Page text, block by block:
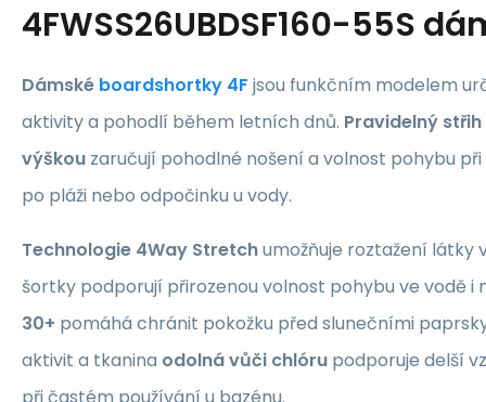
4FWSS26UBDSF160-55S
Dámské boardshortky 4F jsou funkčním modelem
aktivity a pohodlí během letních dnů. Pravidelný střih
výškou zaručují pohodlné nošení a volnost pohybu
po pláži nebo odpočinku u vody.
Technologie 4Way Stretchumožňuje roztažení látky
šortky podporují přirozenou volnost pohybu ve vodě i
30+ pomáhá chránit pokožku před slunečními
aktivit a tkanina odolná vůči chlóru podporuje delší
při častém používání u bazénu.